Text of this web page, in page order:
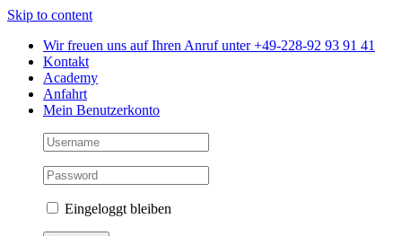
Skip to content
Wir freuen uns auf Ihren Anruf unter +49-228-92 93 91 41
Kontakt
Academy
Anfahrt
Mein Benutzerkonto
Eingeloggt bleiben